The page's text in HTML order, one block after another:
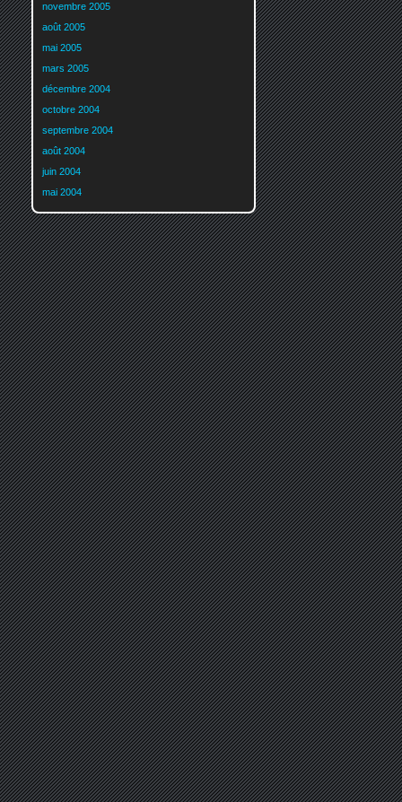
novembre 2005
août 2005
mai 2005
mars 2005
décembre 2004
octobre 2004
septembre 2004
août 2004
juin 2004
mai 2004